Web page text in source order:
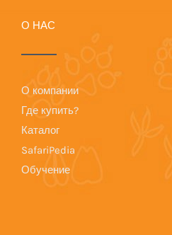
О НАС
О компании
Где купить?
Каталог
SafariPedia
Обучение